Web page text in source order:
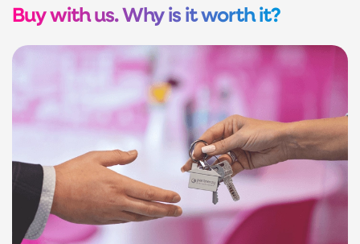
Buy with us. Why is it worth it?